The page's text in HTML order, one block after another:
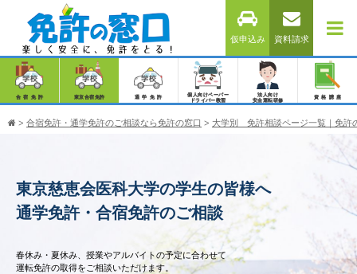
仮申込み 資料請求
合宿免許 東京合宿免許 通学免許
個人向けペーパー
ドライバー教習
法人向け
安全運転研修
資格講座
> 合宿免許・通学免許のご相談なら免許の窓口 > 大学別 免許相談ページ一覧｜免許
東京慈恵会医科大学の学生の皆様へ
通学免許・合宿免許のご相談
春休み・夏休み、授業やアルバイトの予定に合わせて
運転免許の取得をご相談いただけます。